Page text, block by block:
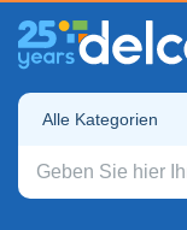
Alle Kategorien